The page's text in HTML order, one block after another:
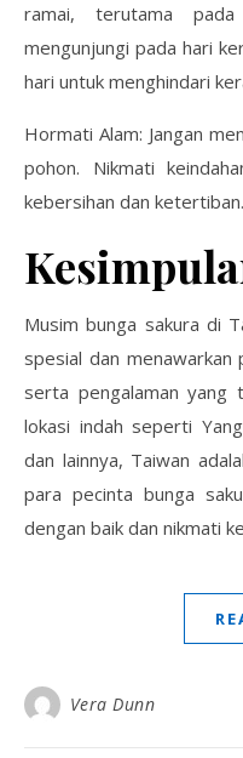
ramai, terutama
mengunjungi pada hari
hari untuk menghindari
Hormati Alam: Jangan
pohon. Nikmati
kebersihan dan ketertiban.
Musim bunga sakura di
spesial dan menawarkan
serta pengalaman yang
lokasi indah seperti
dan lainnya, Taiwan
para pecinta bunga
dengan baik dan nikmati
Vera Dunn